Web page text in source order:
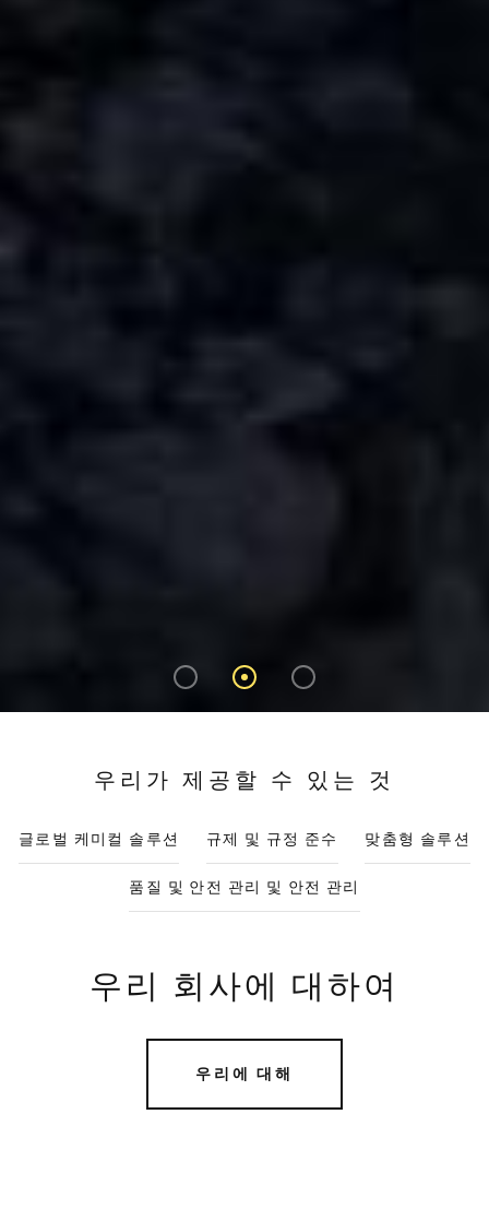
우리가 제공할 수 있는 것
글로벌 케미컬 솔루션 규제 및 규정 준수 맞춤형 솔루션
품질 및 안전 관리 및 안전 관리
우리 회사에 대하여
우리에 대해